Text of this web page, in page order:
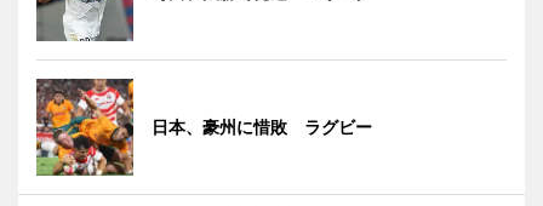
日本、豪州に惜敗 ラグビー